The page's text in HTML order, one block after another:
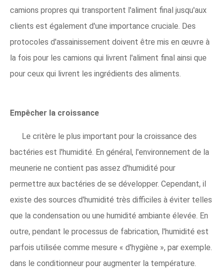
camions propres qui transportent l'aliment final jusqu'aux
clients est également d'une importance cruciale. Des
protocoles d'assainissement doivent être mis en œuvre à
la fois pour les camions qui livrent l'aliment final ainsi que
pour ceux qui livrent les ingrédients des aliments.
Empêcher la croissance
Le critère le plus important pour la croissance des
bactéries est l'humidité. En général, l'environnement de la
meunerie ne contient pas assez d'humidité pour
permettre aux bactéries de se développer. Cependant, il
existe des sources d'humidité très difficiles à éviter telles
que la condensation ou une humidité ambiante élevée. En
outre, pendant le processus de fabrication, l'humidité est
parfois utilisée comme mesure « d'hygiène », par exemple.
dans le conditionneur pour augmenter la température.